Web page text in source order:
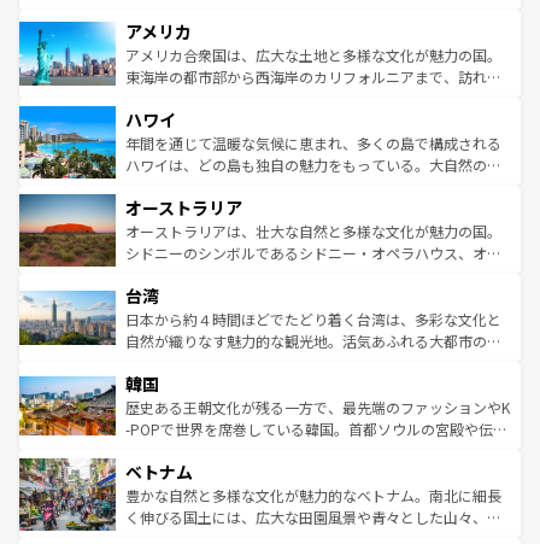
ンツ一覧を参照してほしい。
の建物がそのまま残る町や、スイスならではのユニークな
博物館もあり、アルプス観光だけでなく町歩きも満喫する
ことができる。国民の所得が高いため物価も高いが、旅行
ば市内交通費無料で観光を楽しむこともできる。 なお、新
着のスイス情報はコンテンツ一覧 を参照してほしい。
アメリカ
アメリカ合衆国は、広大な土地と多様な文化が魅力の国。
東海岸の都市部から西海岸のカリフォルニアまで、訪れる
のような巨大都市は、観光、ショッピング、エンターテイ
ンメントが詰まった刺激的なスポットだ。一方、アメリカ
西部には大自然が広がり、グランドキャニオンやイエロー
部のニューオーリンズでは、音楽と美食が融合した独特の
文化が魅力。旅行者はアメリカの各地域で異なる魅力を楽
しみながら、その多様性と豊かな歴史を感じることができ
ならではの贅沢な旅のスタイルだ。 なお、新着のアメリカ
情報はコンテンツ一覧を参照してほしい。
ハワイ
年間を通じて温暖な気候に恵まれ、多くの島で構成される
ハワイは、どの島も独自の魅力をもっている。大自然の神
ワイ島は見逃せない。また、定番の観光地といえばオアフ
島だが、静かな自然を求めるならマウイ島やカウアイ島が
おすすめ。エメラルドグリーンに輝く海をはじめ、豊かな
れるおもてなしの心で訪れる人々を迎えてくれるハワイの
人々、おいしいローカルフードやハワイアンミュージッ
ク、伝統的なフラダンスなど、すべてがハワイの魅力を彩
ワイを、存分に味わってほしい。 なお、新着のハワイ情報
はコンテンツ一覧を参照してほしい。
オーストラリア
オーストラリアは、壮大な自然と多様な文化が魅力の国。
シドニーのシンボルであるシドニー・オペラハウス、オー
リアリーフや大陸中央部にそびえるウルル（エアーズロッ
ク）、タスマニアの美しい原生林やケアンズの熱帯雨林な
ど、見どころがたくさん。また、カフェやワイン、オージ
いる。アクティビティも充実しており、サーフィンやダイ
ビング、ハイキングなど、アウトドア好きにはたまらな
い。オーストラリアの多彩な魅力を存分に味わいつくそ
参照してほしい。
台湾
日本から約４時間ほどでたどり着く台湾は、多彩な文化と
自然が織りなす魅力的な観光地。活気あふれる大都市の台
ン）、静ひつな山岳地帯である台湾東部など、都市の喧騒
と山間の静けさが共存しており、訪れる人に新しい発見と
驚きをもたらしてくれる。また、奥深い台湾の食文化も魅
容にもいいと評判のスイーツなど、バラエティ豊かな料理
が味わえる。 なお、新着の台湾情報は コンテンツ一覧を参
照してほしい。
韓国
歴史ある王朝文化が残る一方で、最先端のファッションやK
-POPで世界を席巻している韓国。首都ソウルの宮殿や伝統
き、地方に足を延ばせば四季折々の自然美を楽しむことが
できる。そして、キムチや焼肉、絶品のストリートフード
まで、さまざまな韓国料理が待っている。夜には、韓国な
ベトナム
豊かな自然と多様な文化が魅力的なベトナム。南北に細長
く伸びる国土には、広大な田園風景や青々とした山々、世